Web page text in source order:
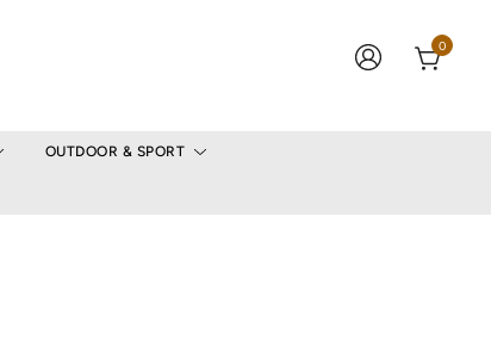
0
OUTDOOR & SPORT